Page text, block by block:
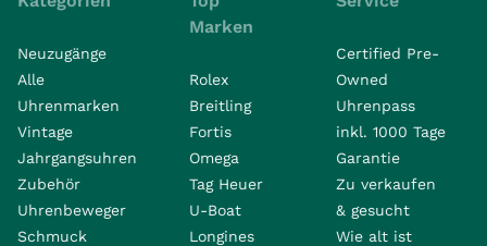
Neuzugänge
Alle
Uhrenmarken
Vintage
Jahrgangsuhren
Zubehör
Uhrenbeweger
Schmuck
Marken
Rolex
Breitling
Fortis
Omega
Tag Heuer
U-Boat
Longines
Certified Pre-
Owned
Uhrenpass
inkl. 1000 Tage
Garantie
Zu verkaufen
& gesucht
Wie alt ist